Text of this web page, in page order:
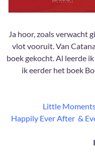
Ja hoor, zoals verwacht
vlot vooruit. Van
boek gekocht. Al leerde
ik eerder het boek
Little
Happily Ever After &